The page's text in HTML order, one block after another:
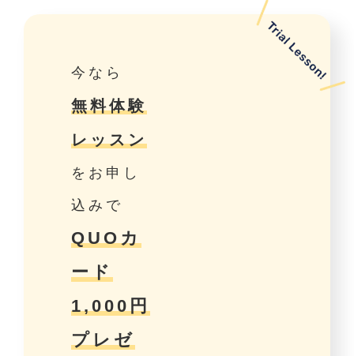
今なら
無料体験
レッスン
をお申し
込みで
QUOカ
ード
1,000円
プレゼ